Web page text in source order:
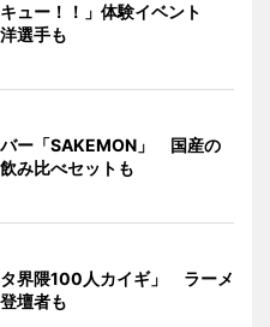
ュー！！」体験イベント
選手も
ー「SAKEMON」 国産の
み比べセットも
界隈100人カイギ」 ラーメ
壇者も